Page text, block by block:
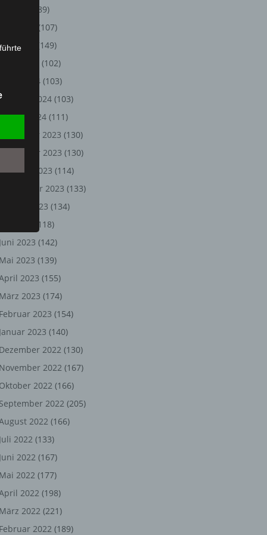
(89)
(107)
Mai 2024
(149)
(102)
März 2024 (103)
2024 (103)
2024 (111)
Dezember 2023 (130)
November 2023 (130)
2023 (114)
September 2023 (133)
August 2023 (134)
(118)
Juni 2023 (142)
Mai 2023 (139)
2023 (155)
März 2023 (174)
Februar 2023 (154)
Januar 2023 (140)
Dezember 2022 (130)
November 2022 (167)
Oktober 2022 (166)
September 2022 (205)
2022 (166)
Juli 2022 (133)
Juni 2022 (167)
Mai 2022 (177)
2022 (198)
März 2022 (221)
Februar 2022 (189)
oder